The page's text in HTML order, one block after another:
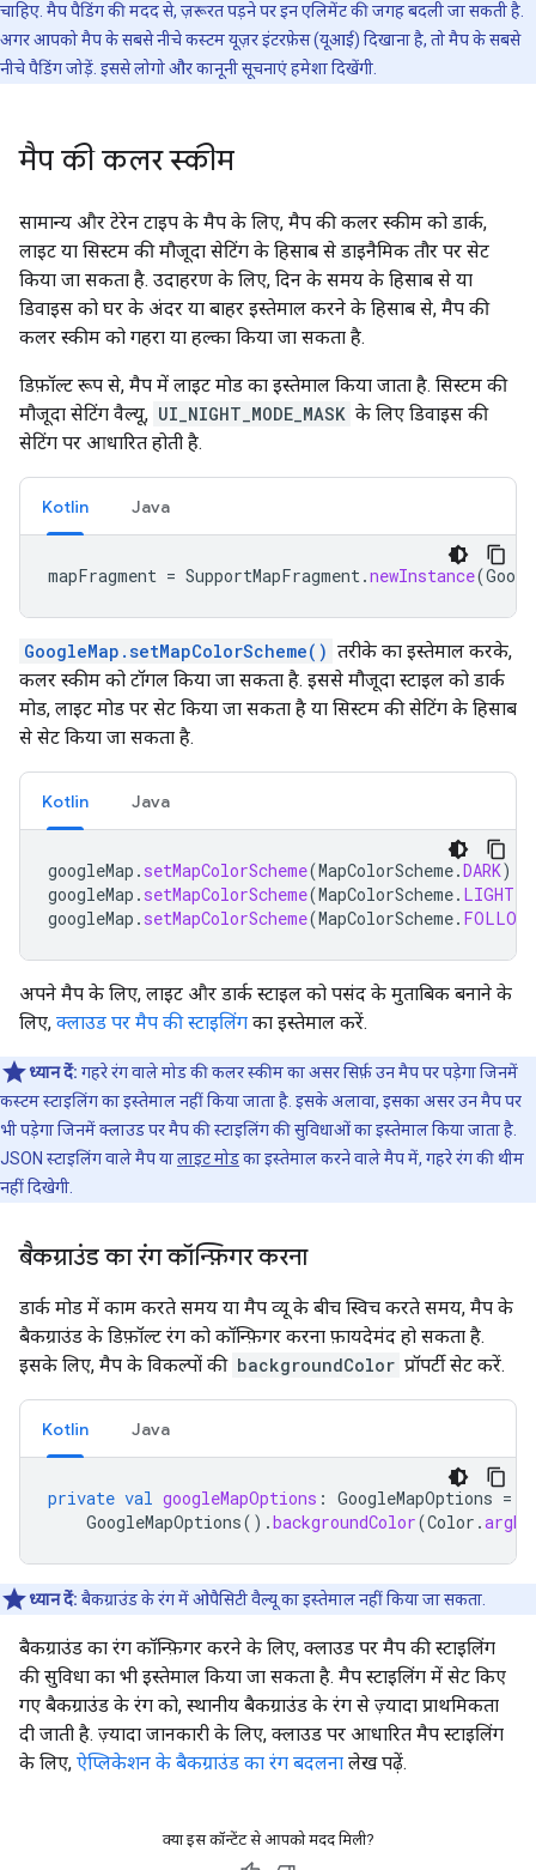
चाहिए. मैप पैडिंग की मदद से, ज़रूरत पड़ने पर इन एलिमेंट की जगह बदली जा सकती है.
अगर आपको मैप के सबसे नीचे कस्टम यूज़र इंटरफ़ेस (यूआई) दिखाना है, तो मैप के सबसे
नीचे पैडिंग जोड़ें. इससे लोगो और कानूनी सूचनाएं हमेशा दिखेंगी.
मैप की कलर स्कीम
सामान्य और टेरेन टाइप के मैप के लिए, मैप की कलर स्कीम को डार्क,
लाइट या सिस्टम की मौजूदा सेटिंग के हिसाब से डाइनैमिक तौर पर सेट
किया जा सकता है. उदाहरण के लिए, दिन के समय के हिसाब से या
डिवाइस को घर के अंदर या बाहर इस्तेमाल करने के हिसाब से, मैप की
कलर स्कीम को गहरा या हल्का किया जा सकता है.
डिफ़ॉल्ट रूप से, मैप में लाइट मोड का इस्तेमाल किया जाता है. सिस्टम की
मौजूदा सेटिंग वैल्यू, UI_NIGHT_MODE_MASK के लिए डिवाइस की
सेटिंग पर आधारित होती है.
Kotlin Java
mapFragment = SupportMapFragment.newInstance(
GoogleMap.setMapColorScheme() तरीके का इस्तेमाल करके,
कलर स्कीम को टॉगल किया जा सकता है. इससे मौजूदा स्टाइल को डार्क
मोड, लाइट मोड पर सेट किया जा सकता है या सिस्टम की सेटिंग के हिसाब
से सेट किया जा सकता है.
Kotlin Java
googleMap . setMapColorScheme(MapColorScheme.DARK)
googleMap . setMapColorScheme(MapColorScheme. LIGHT
googleMap . setMapColorScheme(MapColorScheme.
अपने मैप के लिए, लाइट और डार्क स्टाइल को पसंद के मुताबिक बनाने के
लिए, क्लाउड पर मैप की स्टाइलिंग का इस्तेमाल करें.
ध्यान दें: गहरे रंग वाले मोड की कलर स्कीम का असर सिर्फ़ उन मैप पर पड़ेगा जिनमें
कस्टम स्टाइलिंग का इस्तेमाल नहीं किया जाता है. इसके अलावा, इसका असर उन मैप पर
भी पड़ेगा जिनमें क्लाउड पर मैप की स्टाइलिंग की सुविधाओं का इस्तेमाल किया जाता है.
JSON स्टाइलिंग वाले मैप यालाइट मोडका इस्तेमाल करने वाले मैप में, गहरे रंग की थीम
नहीं दिखेगी.
बैकग्राउंड का रंग कॉन्फ़िगर करना
डार्क मोड में काम करते समय या मैप व्यू के बीच स्विच करते समय, मैप के
बैकग्राउंड के डिफ़ॉल्ट रंग को कॉन्फ़िगर करना फ़ायदेमंद हो सकता है.
इसके लिए, मैप के विकल्पों की backgroundColor प्रॉपर्टी सेट करें.
Kotlin Java
private val googleMapOptions : GoogleMapOptions =
GoogleMapOptions().backgroundColor(Color .argb
ध्यान दें: बैकग्राउंड के रंग में ओपैसिटी वैल्यू का इस्तेमाल नहीं किया जा सकता.
बैकग्राउंड का रंग कॉन्फ़िगर करने के लिए, क्लाउड पर मैप की स्टाइलिंग
की सुविधा का भी इस्तेमाल किया जा सकता है. मैप स्टाइलिंग में सेट किए
गए बैकग्राउंड के रंग को, स्थानीय बैकग्राउंड के रंग से ज़्यादा प्राथमिकता
दी जाती है. ज़्यादा जानकारी के लिए, क्लाउड पर आधारित मैप स्टाइलिंग
के लिए, ऐप्लिकेशन के बैकग्राउंड का रंग बदलना लेख पढ़ें.
क्या इस कॉन्टेंट से आपको मदद मिली?